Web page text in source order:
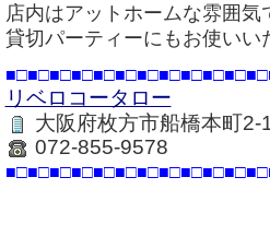
店内はアットホームな雰囲気
貸切パーティーにもお使いい
リベロコータロー
大阪府枚方市船橋本町2-
072-855-9578